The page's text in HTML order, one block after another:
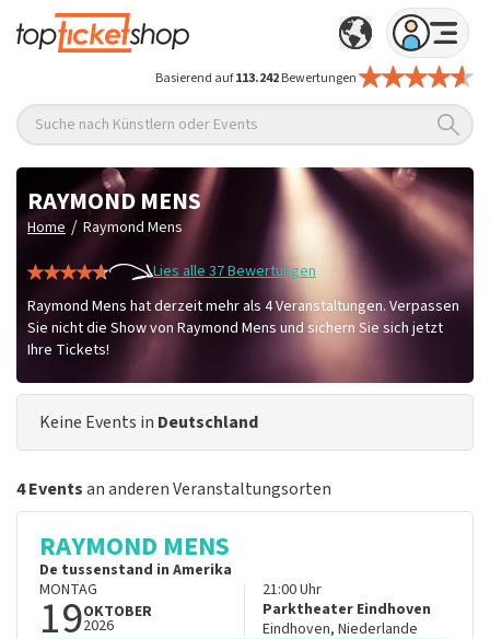
Basierend auf113.242Bewertungen
Suche nach Künstlern oder Events
RAYMOND MENS
Home / Raymond Mens
Lies alle 37 Bewertungen
Raymond Mens hat derzeit mehr als 4 Veranstaltungen. Verpassen
Sie nicht die Show von Raymond Mens und sichern Sie sich jetzt
Ihre Tickets!
Keine Events in Deutschland
4 Eventsan anderen Veranstaltungsorten
RAYMOND MENS
De tussenstand in Amerika
MONTAG
19OKTOBER
2026
21:00Uhr
Parktheater Eindhoven
Eindhoven, Niederlande